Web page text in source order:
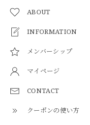
ABOUT
INFORMATION
メンバーシップ
マイページ
CONTACT
クーポンの使い方